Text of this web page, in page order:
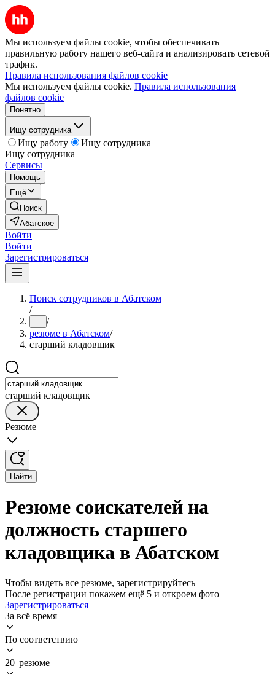
Мы используем файлы cookie, чтобы обеспечивать
правильную работу нашего веб-сайта и анализировать сетевой
трафик.
Правила использования файлов cookie
Мы используем файлы cookie. Правила использования
файлов cookie
Понятно
Ищу сотрудника
Ищу работу
Ищу сотрудника
Ищу сотрудника
Сервисы
Помощь
Ещё
Поиск
Абатское
Войти
Войти
Зарегистрироваться
Поиск сотрудников в Абатском
/
... /
резюме в Абатском/
старший кладовщик
старший кладовщик
Резюме
Найти
Резюме соискателей на
должность старшего
кладовщика в Абатском
Чтобы видеть все резюме, зарегистрируйтесь
После регистрации покажем ещё 5 и откроем фото
Зарегистрироваться
За всё время
По соответствию
20 резюме